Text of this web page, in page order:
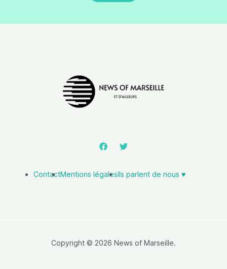
ContactMentions légalesIls parlent de nous ♥️
Copyright © 2026 News of Marseille.